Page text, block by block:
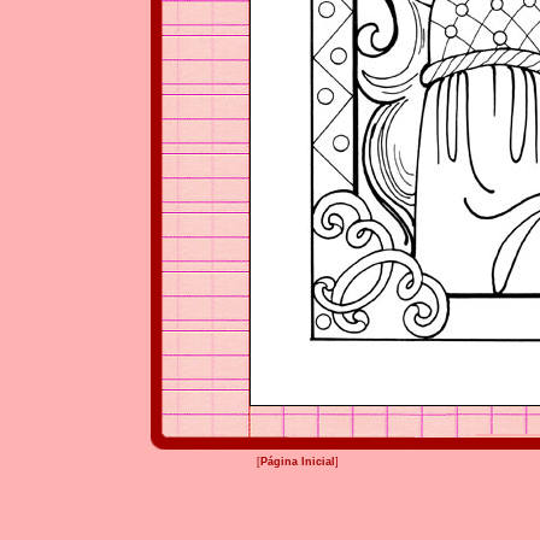
[Página Inicial ]